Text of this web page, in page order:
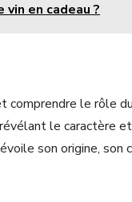
en cadeau ?
comprendre le rôle
le caractère
son origine,